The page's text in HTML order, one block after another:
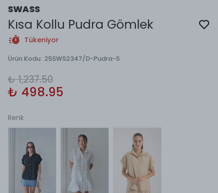
SWASS
Kısa Kollu Pudra Gömlek
Tükeniyor
Ürün Kodu: 25SWS2347/D-Pudra-S
₺ 1,237.50
₺ 498.95
Renk